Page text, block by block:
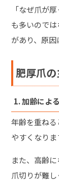
「なぜ爪が
も多いので
があり、原因
肥厚爪
1. 加齢によ
年齢を重ね
やすくなりま
また、高齢
爪切りが難し